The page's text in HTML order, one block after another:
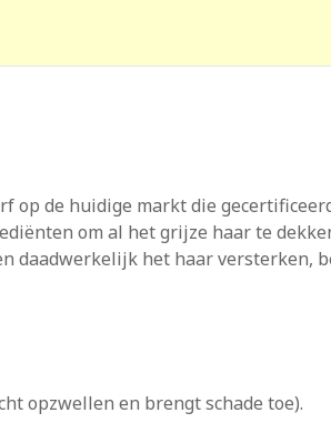
de huidige markt die
om al het grijze haar te
daadwerkelijk het haar versterken,
opzwellen en brengt schade toe).